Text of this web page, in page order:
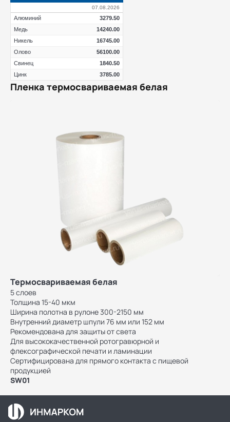
07.08.2026
Алюминий
3279.50
Медь
14240.00
Никель
16745.00
Олово
56100.00
Свинец
1840.50
Цинк
3785.00
Пленка термосвариваемая белая
Термосвариваемая белая
5 слоев
Толщина 15-40 мкм
Ширина полотна в рулоне 300-2150 мм
Внутренний диаметр шпули 76 мм или 152 мм
Рекомендована для защиты от света
Для высококачественной ротогравюрной и
флексографической печати и ламинации
Сертифицирована для прямого контакта с пищевой
продукцией
SW01